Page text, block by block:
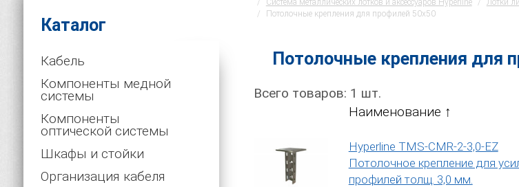
Каталог
Кабель
Компоненты медной
системы
Компоненты
оптической системы
Шкафы и стойки
Организация кабеля
Система металлических лотков и аксессуаров Hyperline
Лотки
Потолочные крепления для профилей 50х50
Потолочные крепления для
Всего товаров: 1 шт.
Наименование
Hyperline TMS-CMR-2-3,0-EZ
Потолочное крепление для
профилей толщ. 3,0 мм.